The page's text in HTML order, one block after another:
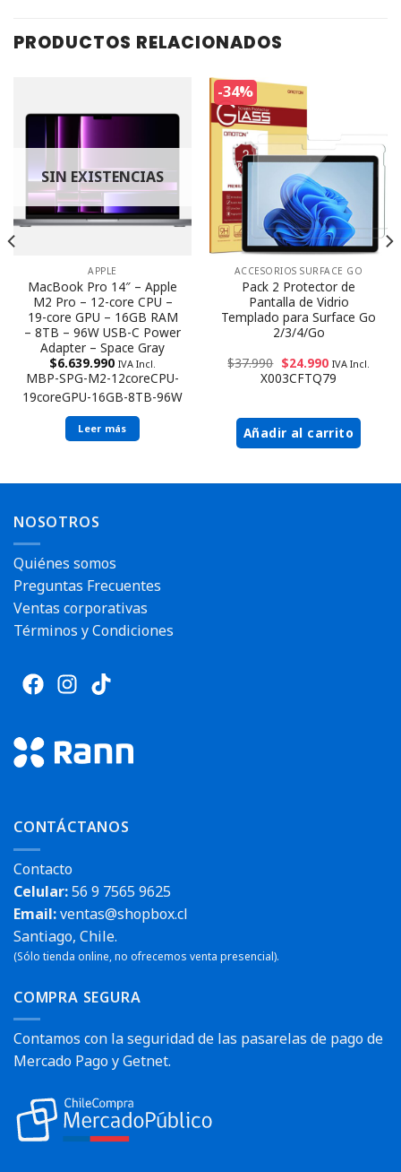
PRODUCTOS RELACIONADOS
SIN EXISTENCIAS
APPLE
MacBook Pro 14″ – Apple
M2 Pro – 12-core CPU –
19-core GPU – 16GB RAM
– 8TB – 96W USB-C Power
Adapter – Space Gray
$6.639.990 IVA Incl.
MBP-SPG-M2-12coreCPU-
19coreGPU-16GB-8TB-96W
Leer más
-34%
ACCESORIOS SURFACE GO
Pack 2 Protector de
Pantalla de Vidrio
Templado para Surface Go
2/3/4/Go
$37.990 $24.990 IVA Incl.
X003CFTQ79
Añadir al carrito
NOSOTROS
Quiénes somos
Preguntas Frecuentes
Ventas corporativas
Términos y Condiciones
CONTÁCTANOS
Contacto
Celular:56 9 7565 9625
Email:ventas@shopbox.cl
Santiago, Chile.
(Sólo tienda online, no ofrecemos venta presencial).
COMPRA SEGURA
Contamos con la seguridad de las pasarelas de pago de
Mercado Pago y Getnet.